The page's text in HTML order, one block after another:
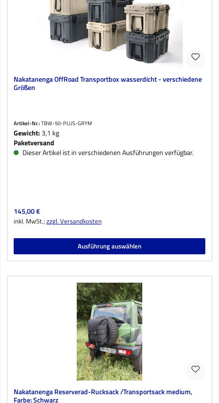
Nakatanenga OffRoad Transportbox wasserdicht - verschiedene
Größen
Artikel-Nr.:TBW-50-PLUS-GRYM
Gewicht: 3,1 kg
Paketversand
Dieser Artikel ist in verschiedenen Ausführungen verfügbar.
Regulärer Preis:
145,00 €
inkl. MwSt.;zzgl. Versandkosten
Ausführung auswählen
Nakatanenga Reserverad-Rucksack /Transportsack medium,
Farbe: Schwarz